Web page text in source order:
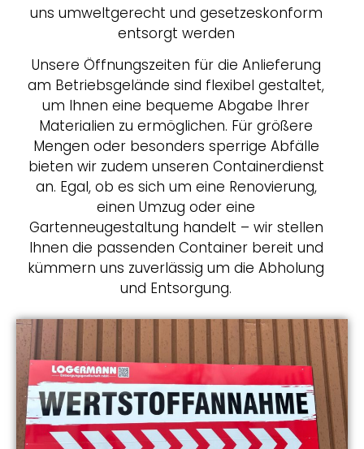
uns umweltgerecht und gesetzeskonform
entsorgt werden
Unsere Öffnungszeiten für die Anlieferung
am Betriebsgelände sind flexibel gestaltet,
um Ihnen eine bequeme Abgabe Ihrer
Materialien zu ermöglichen. Für größere
Mengen oder besonders sperrige Abfälle
bieten wir zudem unseren Containerdienst
an. Egal, ob es sich um eine Renovierung,
einen Umzug oder eine
Gartenneugestaltung handelt – wir stellen
Ihnen die passenden Container bereit und
kümmern uns zuverlässig um die Abholung
und Entsorgung.